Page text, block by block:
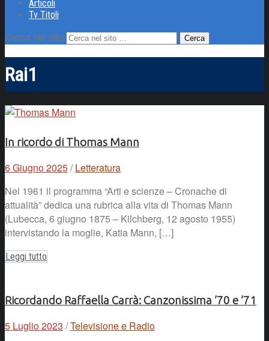
Articoli
Tv Titoli
Cerca nel sito
Rai1
In ricordo di Thomas Mann
6 Giugno 2025/ Letteratura
Nel 1961 il programma “Arti e scienze – Cronache di
attualità” dedica una rubrica alla vita di Thomas Mann
(Lubecca, 6 giugno 1875 – Kilchberg, 12 agosto 1955)
intervistando la moglie, Katia Mann, […]
Leggi tutto
Ricordando Raffaella Carrà: Canzonissima ’70 e ’71
5 Luglio 2023 /Televisione e Radio